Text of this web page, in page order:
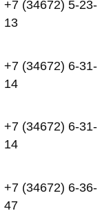
+7 (34672) 5-23-
13
+7 (34672) 6-31-
14
+7 (34672) 6-31-
14
+7 (34672) 6-36-
47